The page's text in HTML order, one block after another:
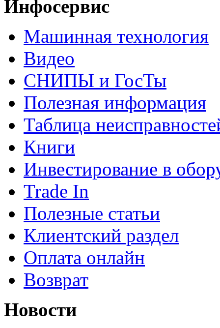
Инфосервис
Машинная технология
Видео
СНИПЫ и ГосТы
Полезная информация
Таблица
Книги
Инвестирование в
Trade In
Полезные статьи
Клиентский раздел
Оплата онлайн
Возврат
Новости